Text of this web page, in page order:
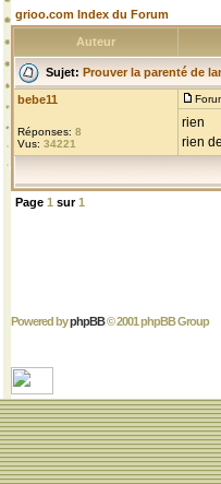
grioo.com Index du Forum
Auteur
Sujet: Prouver la parenté de
bebe11
Réponses: 8
Vus: 34221
rien
rien
Page 1 sur1
Powered byphpBB© 2001 phpBB Group